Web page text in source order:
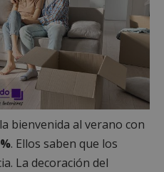
bienvenida al verano con
. Ellos saben que los
La decoración del